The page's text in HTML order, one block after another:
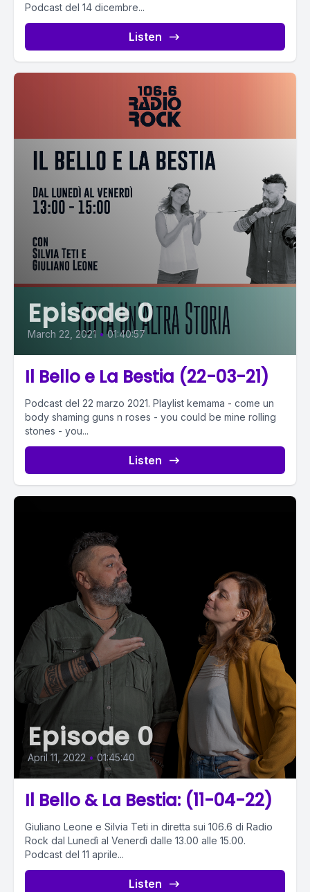
Podcast del 14 dicembre...
Listen
Episode 0
March 22, 2021 • 01:40:57
Il Bello e La Bestia (22-03-21)
Podcast del 22 marzo 2021. Playlist kemama - come un
body shaming guns n roses - you could be mine rolling
stones - you...
Listen
Episode 0
April 11, 2022 • 01:45:40
Il Bello & La Bestia: (11-04-22)
Giuliano Leone e Silvia Teti in diretta sui 106.6 di Radio
Rock dal Lunedì al Venerdì dalle 13.00 alle 15.00.
Podcast del 11 aprile...
Listen